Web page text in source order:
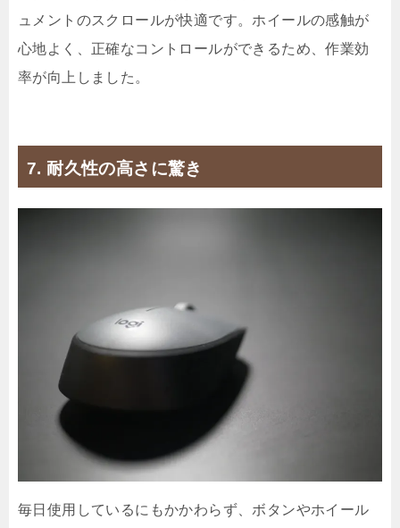
ュメントのスクロールが快適です。ホイールの感触が
心地よく、正確なコントロールができるため、作業効
率が向上しました。
7. 耐久性の高さに驚き
毎日使用しているにもかかわらず、ボタンやホイール